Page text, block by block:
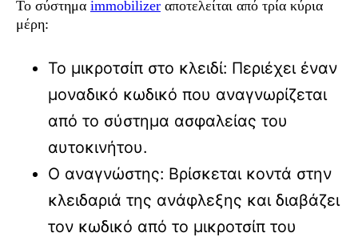
Το σύστημα immobilizerαποτελείται από τρία κύρια
μέρη:
Το μικροτσίπ στο κλειδί: Περιέχει έναν
μοναδικό κωδικό που αναγνωρίζεται
από το σύστημα ασφαλείας του
αυτοκινήτου.
Ο αναγνώστης: Βρίσκεται κοντά στην
κλειδαριά της ανάφλεξης και διαβάζει
τον κωδικό από το μικροτσίπ του